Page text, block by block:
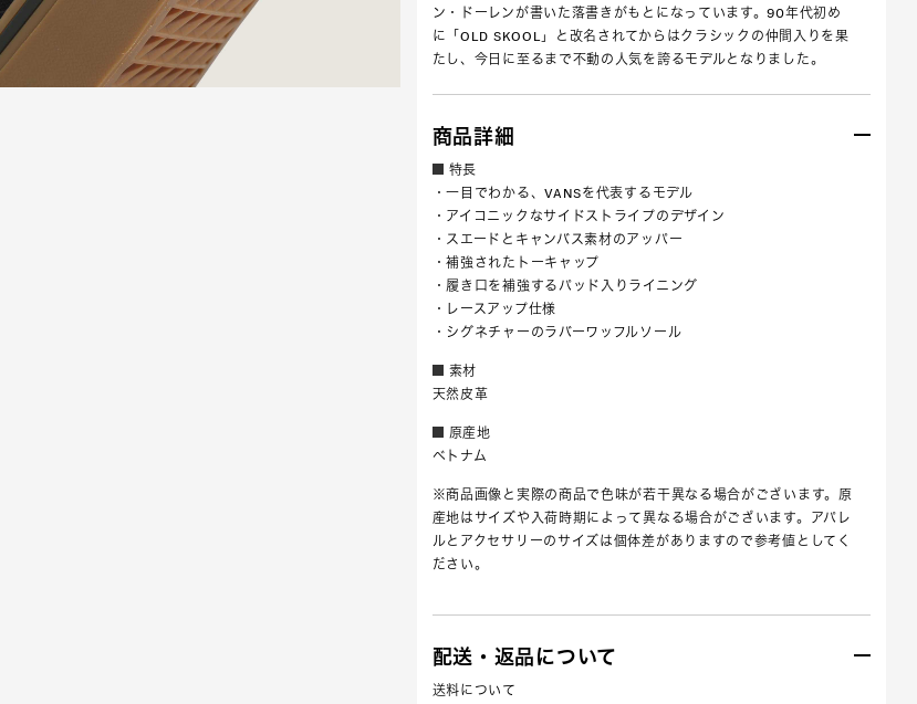
ン・ドーレンが書いた落書きがもとになっています。90年代初め
に「OLD SKOOL」と改名されてからはクラシックの仲間入りを果
たし、今日に至るまで不動の人気を誇るモデルとなりました。
商品詳細
特長
・一目でわかる、VANSを代表するモデル
・アイコニックなサイドストライプのデザイン
・スエードとキャンバス素材のアッパー
・補強されたトーキャップ
・履き口を補強するパッド入りライニング
・レースアップ仕様
・シグネチャーのラバーワッフルソール
素材
天然皮革
原産地
ベトナム
※商品画像と実際の商品で色味が若干異なる場合がございます。原
産地はサイズや入荷時期によって異なる場合がございます。アパレ
ルとアクセサリーのサイズは個体差がありますので参考値としてく
ださい。
配送・返品について
送料について